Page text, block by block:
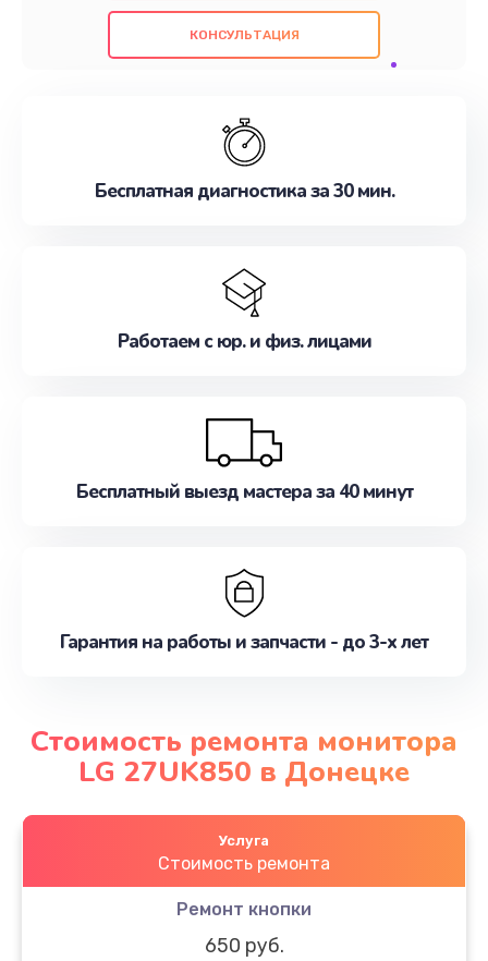
также гарантируем качество всех
проведенных работ. Наша цель - предоставить
наилучшим образом. Не медлите записаться на
КОНСУЛЬТАЦИЯ
Бесплатная диагностика за 30 мин.
Работаем с юр. и физ. лицами
Бесплатный выезд мастера за 40 минут
Гарантия на работы и запчасти - до 3-х лет
Стоимость ремонта монитора
LG 27UK850 в Донецке
Услуга
Стоимость ремонта
Ремонт кнопки
650 руб.